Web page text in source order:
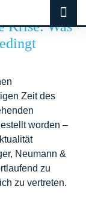
Krise: Was
Zeit des
worden –
Neumann &
zu
zu vertreten.